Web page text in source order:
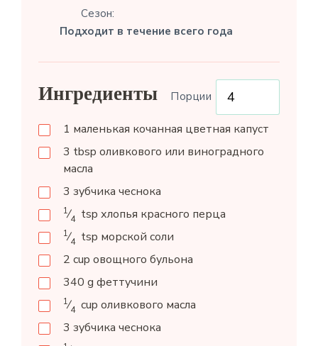
Сезон:
Подходит в течение всего года
Ингредиенты Порции
1 маленькая кочанная цветная капуст
3 tbsp оливкового или виноградного
масла
3 зубчика чеснока
1⁄4 tsp хлопья красного перца
1⁄4 tsp морской соли
2 cup овощного бульона
340 g феттучини
1⁄4 cup оливкового масла
3 зубчика чеснока